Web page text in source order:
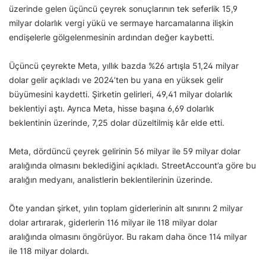
üzerinde gelen üçüncü çeyrek sonuçlarının tek seferlik 15,9
milyar dolarlık vergi yükü ve sermaye harcamalarına ilişkin
endişelerle gölgelenmesinin ardından değer kaybetti.
Üçüncü çeyrekte Meta, yıllık bazda %26 artışla 51,24 milyar
dolar gelir açıkladı ve 2024’ten bu yana en yüksek gelir
büyümesini kaydetti. Şirketin gelirleri, 49,41 milyar dolarlık
beklentiyi aştı. Ayrıca Meta, hisse başına 6,69 dolarlık
beklentinin üzerinde, 7,25 dolar düzeltilmiş kâr elde etti.
Meta, dördüncü çeyrek gelirinin 56 milyar ile 59 milyar dolar
aralığında olmasını beklediğini açıkladı. StreetAccount’a göre bu
aralığın medyanı, analistlerin beklentilerinin üzerinde.
Öte yandan şirket, yılın toplam giderlerinin alt sınırını 2 milyar
dolar artırarak, giderlerin 116 milyar ile 118 milyar dolar
aralığında olmasını öngörüyor. Bu rakam daha önce 114 milyar
ile 118 milyar dolardı.